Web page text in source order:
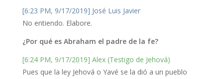
[6:23 PM, 9/17/2019] José Luis Javier
No entiendo. Elabore.
¿Por qué es Abraham el padre de la fe?
[6:24 PM, 9/17/2019] Alex (Testigo de Jehová)
Pues que la ley Jehová o Yavé se la dió a un pueblo